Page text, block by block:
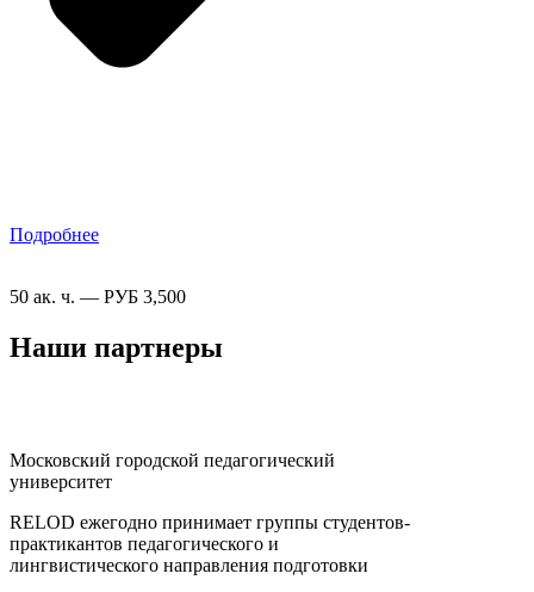
Подробнее
50 ак. ч. — РУБ 3,500
Наши партнеры
Московский городской педагогический
университет
RELOD ежегодно принимает группы студентов-
практикантов педагогического и
лингвистического направления подготовки